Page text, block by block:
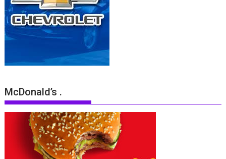
McDonald’s .